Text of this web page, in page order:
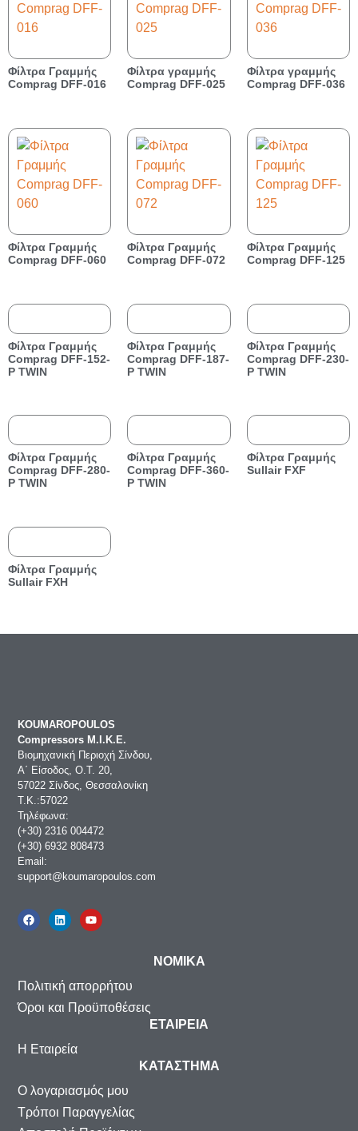
Φίλτρα Γραμμής
Comprag DFF-016
Φίλτρα γραμμής
Comprag DFF-025
Φίλτρα γραμμής
Comprag DFF-036
Φίλτρα Γραμμής
Comprag DFF-060
Φίλτρα Γραμμής
Comprag DFF-072
Φίλτρα Γραμμής
Comprag DFF-125
Φίλτρα Γραμμής
Comprag DFF-152-
P TWIN
Φίλτρα Γραμμής
Comprag DFF-187-
P TWIN
Φίλτρα Γραμμής
Comprag DFF-230-
P TWIN
Φίλτρα Γραμμής
Comprag DFF-280-
P TWIN
Φίλτρα Γραμμής
Comprag DFF-360-
P TWIN
Φίλτρα Γραμμής
Sullair FXF
Φίλτρα Γραμμής
Sullair FXΗ
KOUMAROPOULOS
Compressors Μ.Ι.Κ.Ε.
Βιομηχανική Περιοχή Σίνδου,
Α΄ Είσοδος, Ο.Τ. 20,
57022 Σίνδος, Θεσσαλονίκη
Τ.Κ.:57022
Τηλέφωνα:
(+30) 2316 004472
(+30) 6932 808473
Email:
support@koumaropoulos.com
ΝΟΜΙΚΑ
Πολιτική απορρήτου
Όροι και Προϋποθέσεις
ΕΤΑΙΡΕΙΑ
Η Εταιρεία
ΚΑΤΑΣΤΗΜΑ
Ο λογαριασμός μου
Τρόποι Παραγγελίας